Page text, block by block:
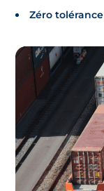
Zéro tolérance